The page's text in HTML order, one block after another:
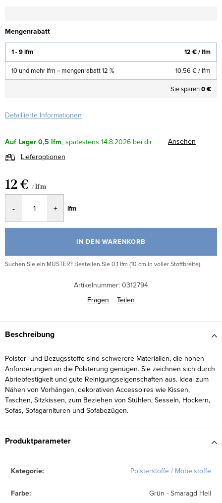
Mengenrabatt
1 - 9 lfm 12 €/ lfm
10 und mehr lfm = mengenrabatt 12 % 10,56 €/ lfm
Sie sparen0 €
Detaillierte Informationen
Auf Lager 0,5 lfm 14.8.2026
Ansehen
Lieferoptionen
12 € / lfm
lfm
IN DEN WARENKORB
Suchen Sie ein MUSTER? Bestellen Sie 0,1 lfm (10 cm in voller Stoffbreite).
Artikelnummer: 0312794
Fragen
Teilen
Beschreibung
Polster- und Bezugsstoffe sind schwerere Materialien, die hohen
Anforderungen an die Polsterung genügen. Sie zeichnen sich durch
Abriebfestigkeit und gute Reinigungseigenschaften aus. Ideal zum
Nähen von Vorhängen, dekorativen Accessoires wie Kissen,
Taschen, Sitzkissen, zum Beziehen von Stühlen, Sesseln, Hockern,
Sofas, Sofagarnituren und Sofabezügen.
Produktparameter
Kategorie: Polsterstoffe / Möbelstoffe
Farbe: Grün - Smaragd Hell